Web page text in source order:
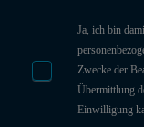
Ja, ich bin
Zwecke der
Übermittlung
Einwilligung